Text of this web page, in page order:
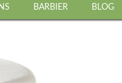
BARBIER BLOG